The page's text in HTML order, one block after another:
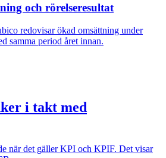
och rörelseresultat
redovisar ökad omsättning under
samma period året innan.
i takt med
när det gäller KPI och KPIF. Det visar